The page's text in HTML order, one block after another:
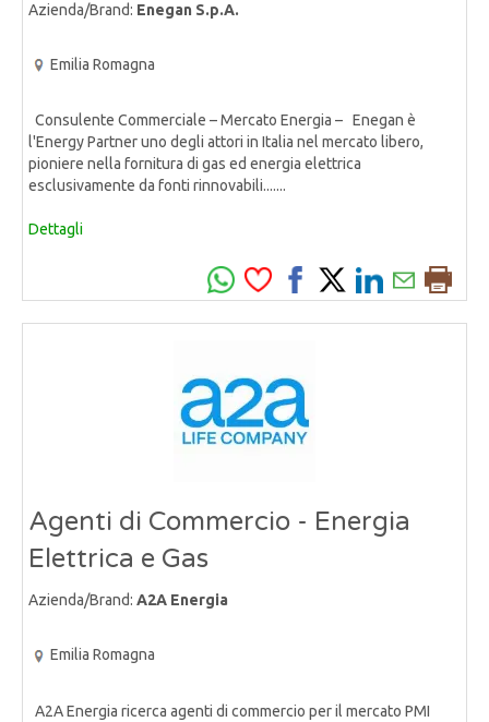
Azienda/Brand: Enegan S.p.A.
Emilia Romagna
Consulente Commerciale – Mercato Energia – Enegan è
l'Energy Partner uno degli attori in Italia nel mercato libero,
pioniere nella fornitura di gas ed energia elettrica
esclusivamente da fonti rinnovabili.......
Dettagli
Agenti di Commercio - Energia
Elettrica e Gas
Azienda/Brand: A2A Energia
Emilia Romagna
A2A Energia ricerca agenti di commercio per il mercato PMI